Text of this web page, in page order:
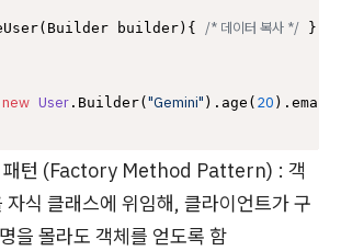
builder){
/* 데이터 복사 */ }
new User .Builder( "Gemini" ).age( 20
패턴 (Factory Method Pattern) : 객
자식 클래스에 위임해, 클라이언트가 구
을 몰라도 객체를 얻도록 함